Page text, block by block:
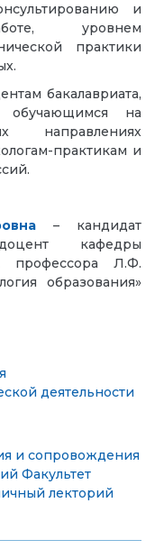
и
уровнем
практики
бакалавриата,
обучающимся на
направлениях
практикам и
– кандидат
кафедры
профессора Л.Ф.
образования»
деятельности
и сопровождения
Факультет
лекторий